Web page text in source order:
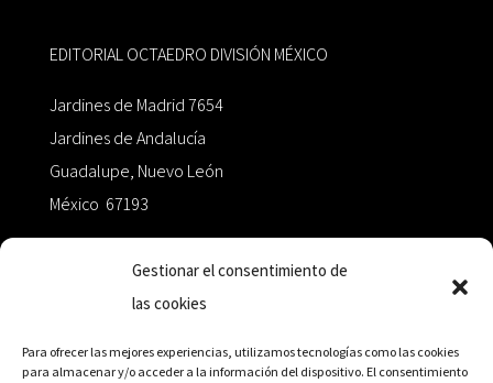
Gestionar el consentimiento de
las cookies
Para ofrecer las mejores experiencias, utilizamos tecnologías como las cookies
para almacenar y/o acceder a la información del dispositivo. El consentimiento
EDITORIAL OCTAEDRO DIVISIÓN MÉXICO
Jardines de Madrid 7654
Jardines de Andalucía
Guadalupe, Nuevo León
México 67193
+52 811.499.5638